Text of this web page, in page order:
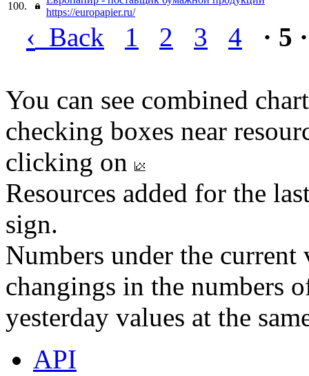
100.
https://europapier.ru/
‹ Back 1 2 3 4 · 5 ·
You can see combined
checking boxes near
clicking on
Resources added for the
sign.
Numbers under the
changings in the numbers
yesterday values at the
API